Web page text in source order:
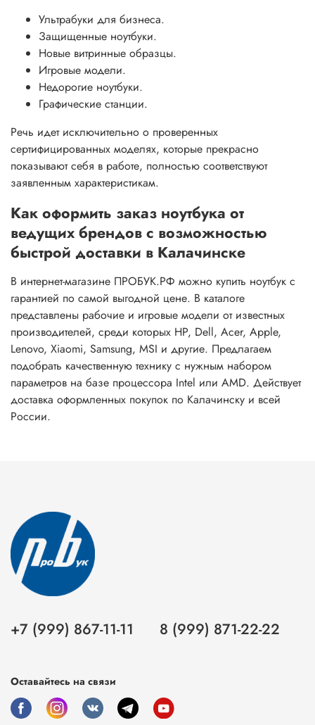
Ультрабуки для бизнеса.
Защищенные ноутбуки.
Новые витринные образцы.
Игровые модели.
Недорогие ноутбуки.
Графические станции.
Речь идет исключительно о проверенных
сертифицированных моделях, которые прекрасно
показывают себя в работе, полностью соответствуют
заявленным характеристикам.
Как оформить заказ ноутбука от
ведущих брендов с возможностью
быстрой доставки в Калачинске
В интернет-магазине ПРОБУК.РФ можно купить ноутбук с
гарантией по самой выгодной цене. В каталоге
представлены рабочие и игровые модели от известных
производителей, среди которых HP, Dell, Acer, Apple,
Lenovo, Xiaomi, Samsung, MSI и другие. Предлагаем
подобрать качественную технику с нужным набором
параметров на базе процессора Intel или AMD. Действует
доставка оформленных покупок по Калачинску и всей
России.
+7 (999) 867-11-11 8 (999) 871-22-22
Оставайтесь на связи